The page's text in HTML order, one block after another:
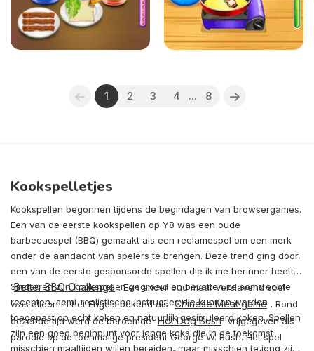
1 2 3 4 ... 8
Kookspelletjes
Kookspellen begonnen tijdens de begindagen van browsergames.
Een van de eerste kookspellen op Y8 was een oude
barbecuespel (BBQ) gemaakt als een reclamespel om een merk
onder de aandacht van spelers te brengen. Deze trend ging door,
een van de eerste gesponsorde spellen die ik me herinner heette
Better BBQ Challenge . Een ander oud maar verslavend spel
was alleen in het Engels bekend als Chinese Meat game . Rond
dezelfde tijd werd de beroemde Hot Dog Bush vrijgegeven als
parodie op de toenmalige president George W. Bush. Het spel
Sindsdien zijn kookspellen gegroeid en bevatten ze soms echte
recepten, semi-realistische instructies die kunnen worden
toegepast op echt koken en natuurlijk gesimuleerd koken. Spellen
zijn een goed beginpunt voor jonge koks die in de toekomst
misschien maaltijden willen bereiden, maar misschien te jong zijn